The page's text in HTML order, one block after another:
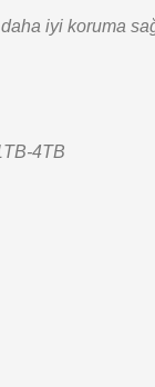
iyi koruma
4TB